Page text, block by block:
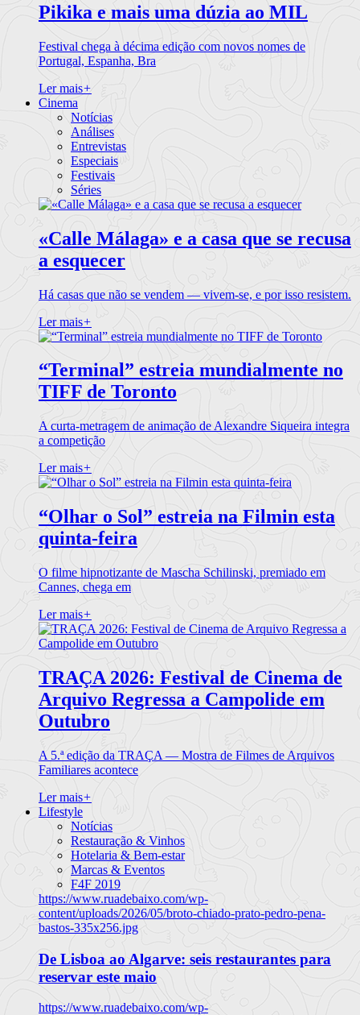
Pikika e mais uma dúzia ao MIL
Festival chega à décima edição com novos nomes de
Portugal, Espanha, Bra
Ler mais+
Cinema
Notícias
Análises
Entrevistas
Especiais
Festivais
Séries
«Calle Málaga» e a casa que se recusa
a esquecer
Há casas que não se vendem — vivem-se, e por isso resistem.
Ler mais+
“Terminal” estreia mundialmente no
TIFF de Toronto
A curta-metragem de animação de Alexandre Siqueira integra
a competição
Ler mais+
“Olhar o Sol” estreia na Filmin esta
quinta-feira
O filme hipnotizante de Mascha Schilinski, premiado em
Cannes, chega em
Ler mais+
TRAÇA 2026: Festival de Cinema de
Arquivo Regressa a Campolide em
Outubro
A 5.ª edição da TRAÇA — Mostra de Filmes de Arquivos
Familiares acontece
Ler mais+
Lifestyle
Notícias
Restauração & Vinhos
Hotelaria & Bem-estar
Marcas & Eventos
F4F 2019
https://www.ruadebaixo.com/wp-
content/uploads/2026/05/broto-chiado-prato-pedro-pena-
bastos-335x256.jpg
De Lisboa ao Algarve: seis restaurantes para
reservar este maio
https://www.ruadebaixo.com/wp-